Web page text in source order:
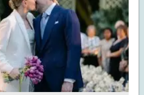
DECORAÇÃO
DE NOIVA PRA NOIVA
S.O.S CASADAS
FALE COM O SAY I DO